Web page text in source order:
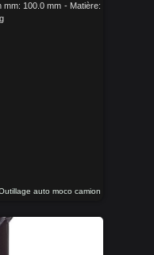
100.0 mm - Matière:
auto moco camion